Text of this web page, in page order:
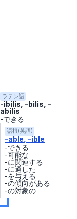
ラテン語
-ibilis, -bilis, -
abilis
-できる
語根(英語)
-able -ible
-できる
-可能な
-に関連する
-に適した
-を与える
-の傾向がある
-の対象の